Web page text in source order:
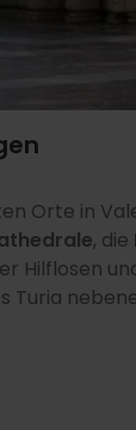
Orte in
, die
Hilflosen
Turia